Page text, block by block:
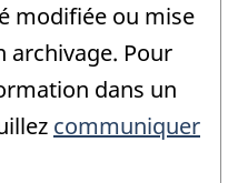
modifiée ou mise
archivage. Pour
dans un
communiquer